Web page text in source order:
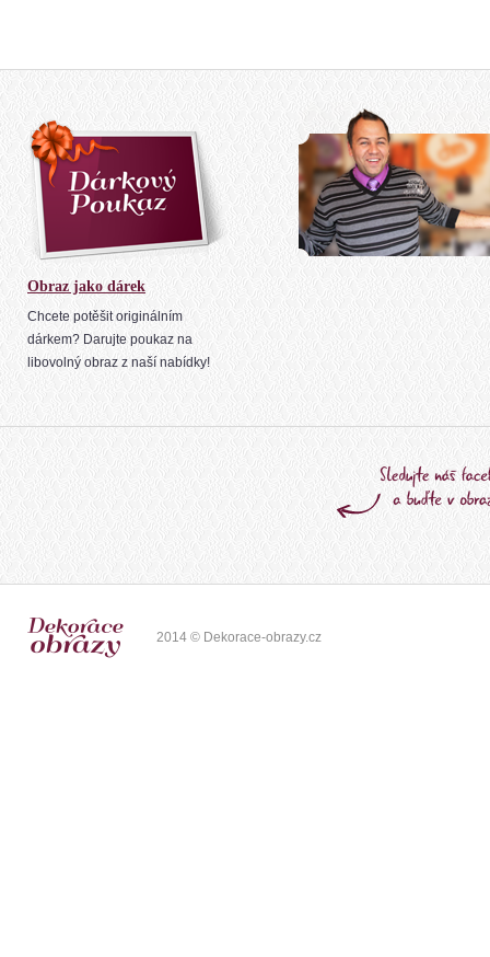
Obraz jako dárek
Chcete potěšit originálním
dárkem? Darujte poukaz na
libovolný obraz z naší nabídky!
2014 © Dekorace-obrazy.cz